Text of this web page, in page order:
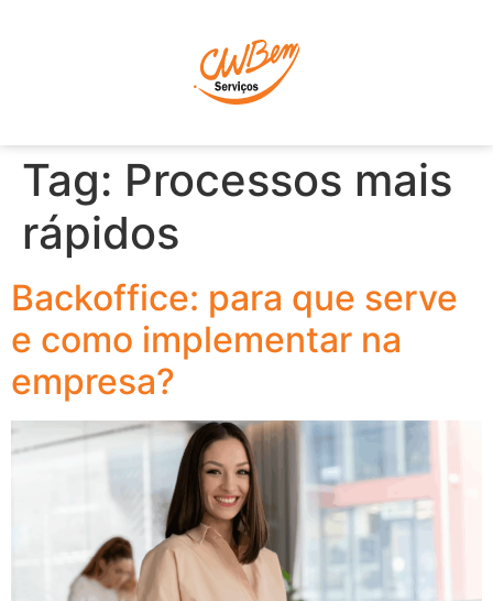
Tag: Processos mais
rápidos
Backoffice: para que serve
e como implementar na
empresa?